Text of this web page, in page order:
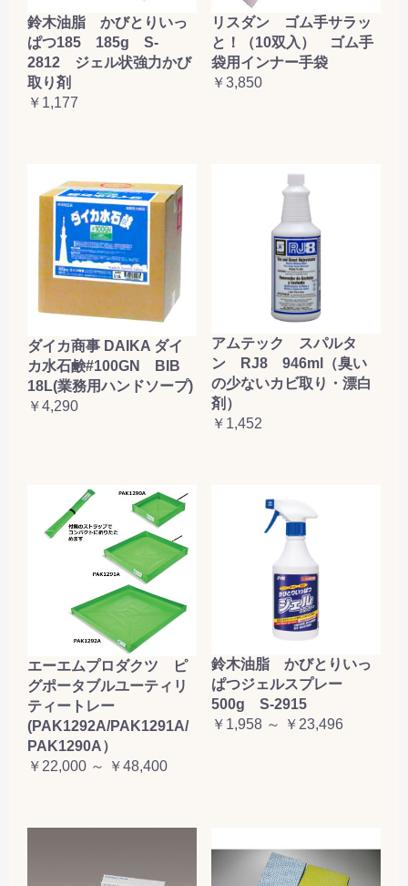
鈴木油脂 かびとりいっ
ぱつ185 185g S-
2812 ジェル状強力かび
取り剤
￥1,177
リスダン ゴム手サラッ
と！（10双入） ゴム手
袋用インナー手袋
￥3,850
ダイカ商事 DAIKA ダイ
カ水石鹸#100GN BIB
18L(業務用ハンドソープ)
￥4,290
アムテック スパルタ
ン RJ8 946ml（臭い
の少ないカビ取り・漂白
剤）
￥1,452
エーエムプロダクツ ピ
グポータブルユーティリ
ティートレー
(PAK1292A/PAK1291A/
PAK1290A）
￥22,000 ～ ￥48,400
鈴木油脂 かびとりいっ
ぱつジェルスプレー
500g S-2915
￥1,958 ～ ￥23,496